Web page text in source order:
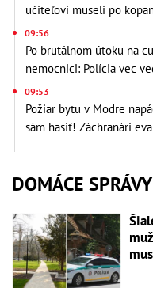
učiteľovi museli po
09:56
Po brutálnom útoku na
nemocnici: Polícia vec
09:53
Požiar bytu v Modre
sám hasiť! Záchranári
DOMÁCE SPRÁVY